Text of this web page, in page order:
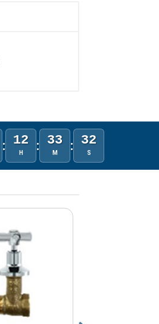
: 12
H : 33
M : 32
S